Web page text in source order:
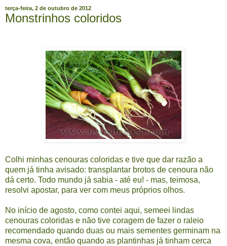
terça-feira, 2 de outubro de 2012
Monstrinhos coloridos
Colhi minhas cenouras coloridas e tive que dar razão a
quem já tinha avisado: transplantar brotos de cenoura não
dá certo. Todo mundo já sabia - até eu! - mas, teimosa,
resolvi apostar, para ver com meus próprios olhos.
No início de agosto, como contei aqui, semeei lindas
cenouras coloridas e não tive coragem de fazer o raleio
recomendado quando duas ou mais sementes germinam na
mesma cova, então quando as plantinhas já tinham cerca